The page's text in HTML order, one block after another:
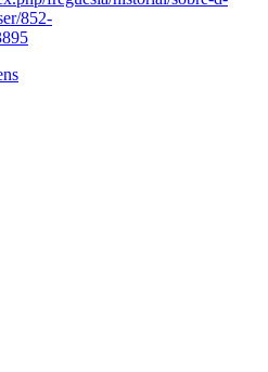
852-